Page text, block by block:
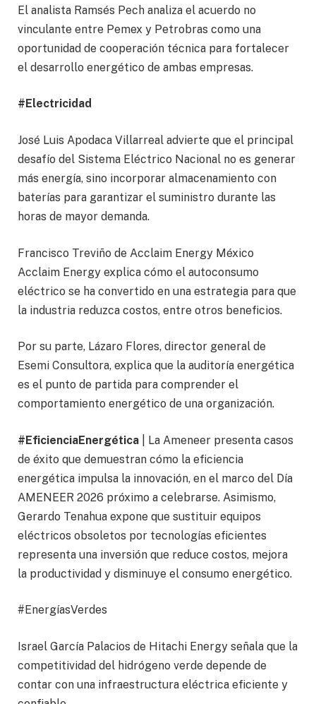
El analista Ramsés Pech analiza el acuerdo no
vinculante entre Pemex y Petrobras como una
oportunidad de cooperación técnica para fortalecer
el desarrollo energético de ambas empresas.
#Electricidad
José Luis Apodaca Villarreal advierte que el principal
desafío del Sistema Eléctrico Nacional no es generar
más energía, sino incorporar almacenamiento con
baterías para garantizar el suministro durante las
horas de mayor demanda.
Francisco Treviño de Acclaim Energy México
Acclaim Energy explica cómo el autoconsumo
eléctrico se ha convertido en una estrategia para que
la industria reduzca costos, entre otros beneficios.
Por su parte, Lázaro Flores, director general de
Esemi Consultora, explica que la auditoría energética
es el punto de partida para comprender el
comportamiento energético de una organización.
#EficienciaEnergética | La Ameneer presenta casos
de éxito que demuestran cómo la eficiencia
energética impulsa la innovación, en el marco del Día
AMENEER 2026 próximo a celebrarse. Asimismo,
Gerardo Tenahua expone que sustituir equipos
eléctricos obsoletos por tecnologías eficientes
representa una inversión que reduce costos, mejora
la productividad y disminuye el consumo energético.
#EnergíasVerdes
Israel García Palacios de Hitachi Energy señala que la
competitividad del hidrógeno verde depende de
contar con una infraestructura eléctrica eficiente y